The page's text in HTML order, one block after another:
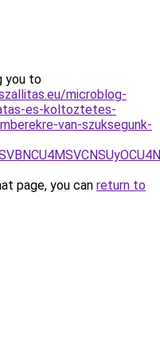
you to
microblog-
es-koltoztetes-
van-szuksegunk-
page, you can return to